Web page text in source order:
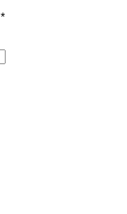
*Erforderlich